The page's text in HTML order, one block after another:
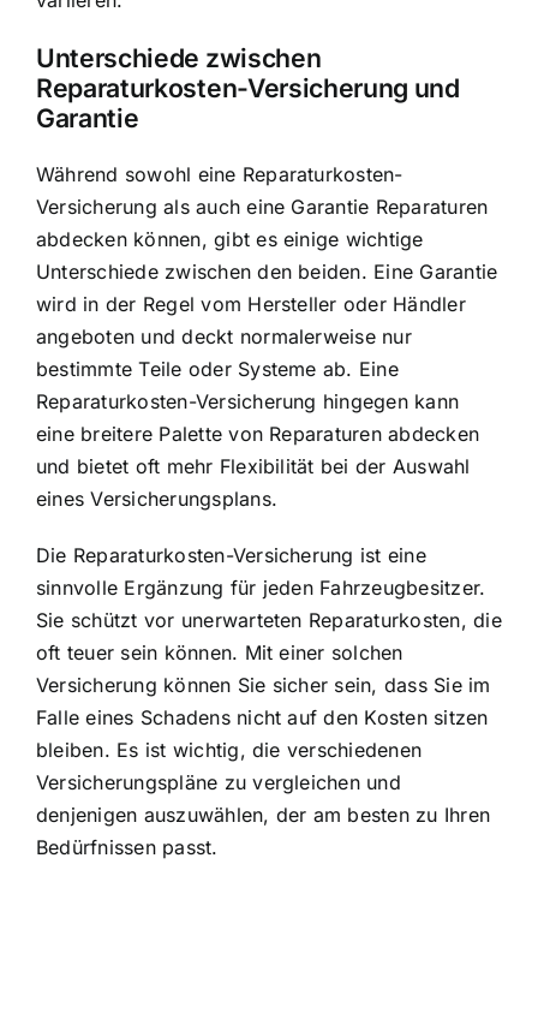
Unterschiede zwischen
Reparaturkosten-Versicherung und
Garantie
Während sowohl eine Reparaturkosten-
Versicherung als auch eine Garantie Reparaturen
abdecken können, gibt es einige wichtige
Unterschiede zwischen den beiden. Eine Garantie
wird in der Regel vom Hersteller oder Händler
angeboten und deckt normalerweise nur
bestimmte Teile oder Systeme ab. Eine
Reparaturkosten-Versicherung hingegen kann
eine breitere Palette von Reparaturen abdecken
und bietet oft mehr Flexibilität bei der Auswahl
eines Versicherungsplans.
Die Reparaturkosten-Versicherung ist eine
sinnvolle Ergänzung für jeden Fahrzeugbesitzer.
Sie schützt vor unerwarteten Reparaturkosten, die
oft teuer sein können. Mit einer solchen
Versicherung können Sie sicher sein, dass Sie im
Falle eines Schadens nicht auf den Kosten sitzen
bleiben. Es ist wichtig, die verschiedenen
Versicherungspläne zu vergleichen und
denjenigen auszuwählen, der am besten zu Ihren
Bedürfnissen passt.